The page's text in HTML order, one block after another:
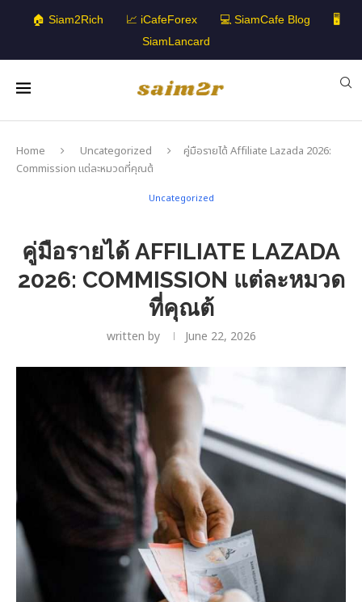
🏠 Siam2Rich 📈 iCafeForex 💻 SiamCafe Blog
🖥️
SiamLancard
Home Uncategorized
คู่มือรายได้ Affiliate Lazada 2026:
Commission แต่ละหมวดที่คุณต้
Uncategorized
คู่มือรายได้ AFFILIATE LAZADA
2026: COMMISSION แต่ละหมวด
ที่คุณต้
written by June 22, 2026